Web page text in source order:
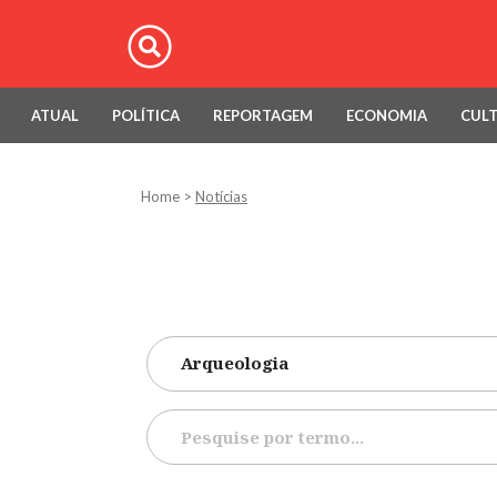
ATUAL POLÍTICA REPORTAGEM ECONOMIA
Home > Notícias
Arqueologia